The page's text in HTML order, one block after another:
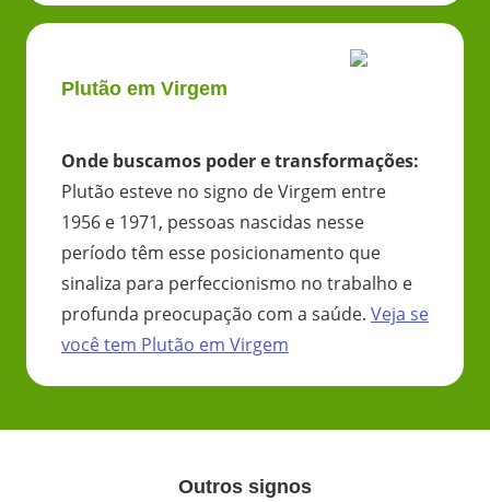
Plutão em Virgem
Onde buscamos poder e transformações:
Plutão esteve no signo de Virgem entre
1956 e 1971, pessoas nascidas nesse
período têm esse posicionamento que
sinaliza para perfeccionismo no trabalho e
profunda preocupação com a saúde. Veja se
você tem Plutão em Virgem
Outros signos